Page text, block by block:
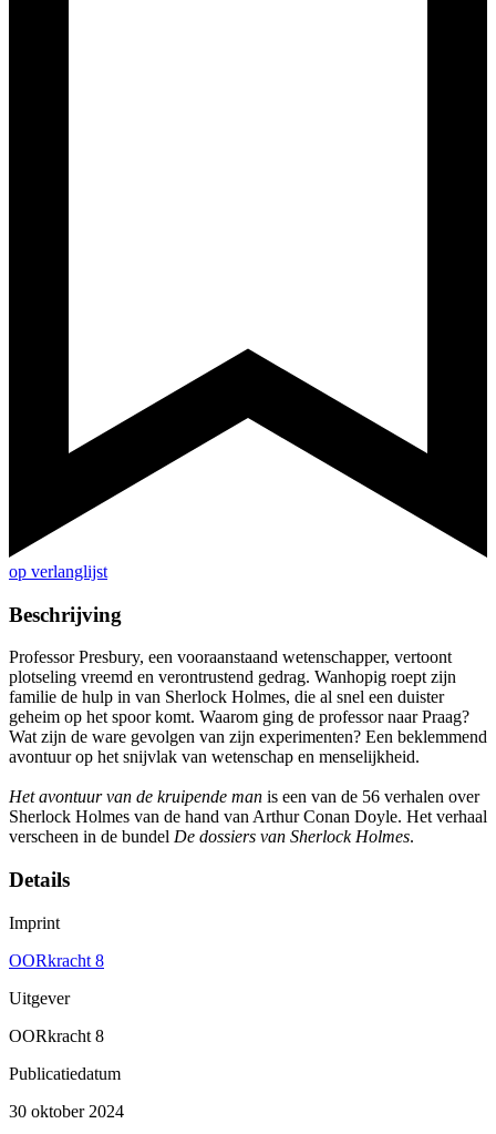
op verlanglijst
Beschrijving
Professor Presbury, een vooraanstaand wetenschapper, vertoont
plotseling vreemd en verontrustend gedrag. Wanhopig roept zijn
familie de hulp in van Sherlock Holmes, die al snel een duister
geheim op het spoor komt. Waarom ging de professor naar Praag?
Wat zijn de ware gevolgen van zijn experimenten? Een beklemmend
avontuur op het snijvlak van wetenschap en menselijkheid.
Het avontuur van de kruipende man is een van de 56 verhalen over
Sherlock Holmes van de hand van Arthur Conan Doyle. Het verhaal
verscheen in de bundel De dossiers van Sherlock Holmes.
Details
Imprint
OORkracht 8
Uitgever
OORkracht 8
Publicatiedatum
30 oktober 2024